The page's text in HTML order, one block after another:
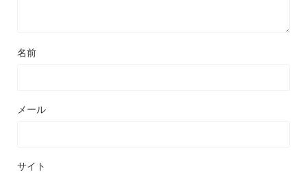
名前
メール
サイト